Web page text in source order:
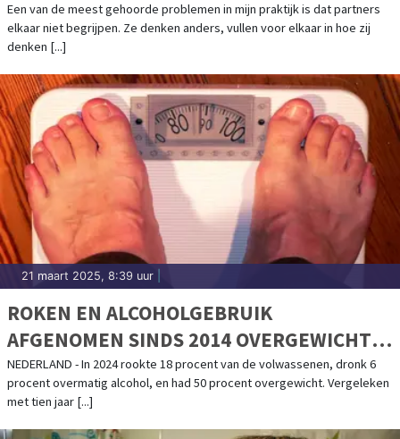
Een van de meest gehoorde problemen in mijn praktijk is dat partners
elkaar niet begrijpen. Ze denken anders, vullen voor elkaar in hoe zij
denken [...]
21 maart 2025, 8:39 uur
ROKEN EN ALCOHOLGEBRUIK
AFGENOMEN SINDS 2014 OVERGEWICHT
GELIJK GEBLEVEN
NEDERLAND - In 2024 rookte 18 procent van de volwassenen, dronk 6
procent overmatig alcohol, en had 50 procent overgewicht. Vergeleken
met tien jaar [...]